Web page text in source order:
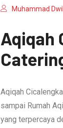
Muhammad
Aqiqah
Aqiqah
sampai Rumah
yang terpercaya